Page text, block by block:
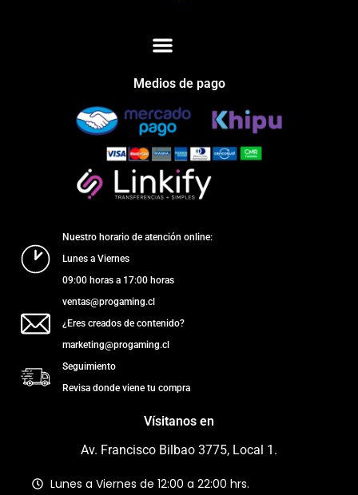
Medios de pago
Nuestro horario de atención online:
Lunes a Viernes
09:00 horas a 17:00 horas
ventas@progaming.cl
¿Eres creados de contenido?
marketing@progaming.cl
Seguimiento
Revisa donde viene tu compra
Vísitanos en
Av. Francisco Bilbao 3775, Local 1.
Lunes a Viernes de 12:00 a 22:00 hrs.